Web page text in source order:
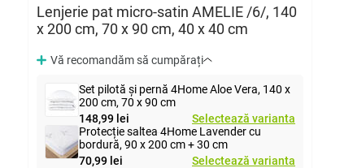
Lenjerie pat micro-satin AMELIE /6/, 140
x 200 cm, 70 x 90 cm, 40 x 40 cm
Vă recomandăm să cumpărați
Set pilotă și pernă 4Home Aloe Vera, 140 x
200 cm, 70 x 90 cm
148,99 lei
Selectează varianta
Protecție saltea 4Home Lavender cu
bordură, 90 x 200 cm + 30 cm
70,99 lei
Selectează varianta